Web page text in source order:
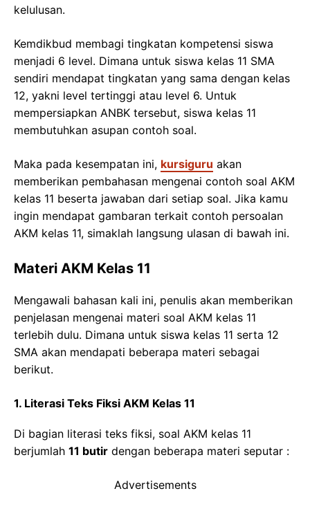
kelulusan.
Kemdikbud membagi tingkatan kompetensi siswa
menjadi 6 level. Dimana untuk siswa kelas 11 SMA
sendiri mendapat tingkatan yang sama dengan kelas
12, yakni level tertinggi atau level 6. Untuk
mempersiapkan ANBK tersebut, siswa kelas 11
membutuhkan asupan contoh soal.
Maka pada kesempatan ini, kursiguru akan
memberikan pembahasan mengenai contoh soal AKM
kelas 11 beserta jawaban dari setiap soal. Jika kamu
ingin mendapat gambaran terkait contoh persoalan
AKM kelas 11, simaklah langsung ulasan di bawah ini.
Materi AKM Kelas 11
Mengawali bahasan kali ini, penulis akan memberikan
penjelasan mengenai materi soal AKM kelas 11
terlebih dulu. Dimana untuk siswa kelas 11 serta 12
SMA akan mendapati beberapa materi sebagai
berikut.
1. Literasi Teks Fiksi AKM Kelas 11
Di bagian literasi teks fiksi, soal AKM kelas 11
berjumlah 11 butir dengan beberapa materi seputar :
Advertisements